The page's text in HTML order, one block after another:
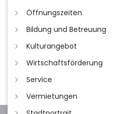
Öffnungszeiten
Bildung und Betreuung
Kulturangebot
Wirtschaftsförderung
Service
Vermietungen